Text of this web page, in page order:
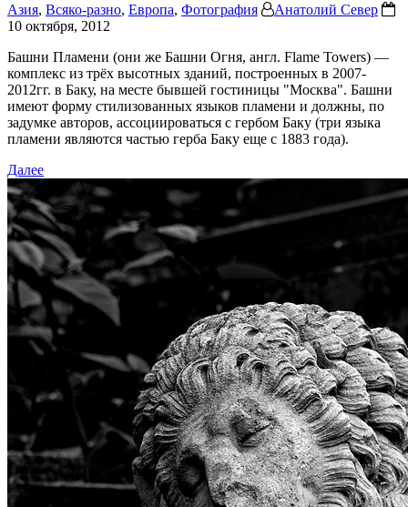
Азия, Всяко-разно, Европа, Фотография
Анатолий Север
10 октября, 2012
Башни Пламени (они же Башни Огня, англ. Flame Towers) —
комплекс из трёх высотных зданий, построенных в 2007-
2012гг. в Баку, на месте бывшей гостиницы "Москва". Башни
имеют форму стилизованных языков пламени и должны, по
задумке авторов, ассоциироваться с гербом Баку (три языка
пламени являются частью герба Баку еще с 1883 года).
Далее